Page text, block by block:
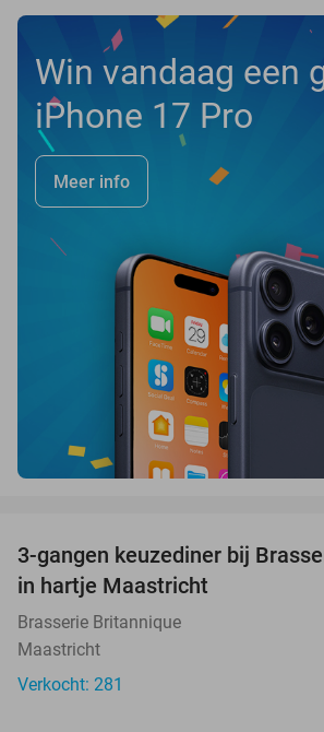
Win vandaag een
iPhone 17 Pro
Meer info
3-gangen keuzediner bij
in hartje Maastricht
Brasserie Britannique
Maastricht
Verkocht: 281